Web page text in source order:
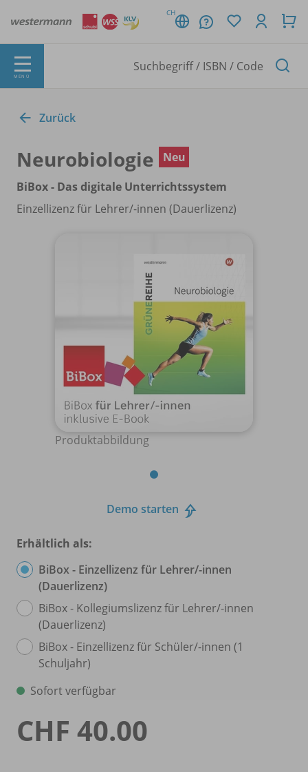
CH
MENÜ
Zurück
Neurobiologie
Neu
BiBox - Das digitale Unterrichtssystem
Einzellizenz für Lehrer/-innen (Dauerlizenz)
Produktabbildung
Demo starten
Erhältlich als:
BiBox - Einzellizenz für Lehrer/-innen
(Dauerlizenz)
BiBox - Kollegiumslizenz für Lehrer/-innen
(Dauerlizenz)
BiBox - Einzellizenz für Schüler/-innen (1
Schuljahr)
Sofort verfügbar
CHF 40.00